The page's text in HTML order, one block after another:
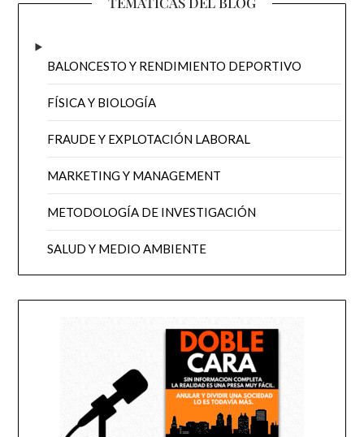
BALONCESTO Y RENDIMIENTO DEPORTIVO
FÍSICA Y BIOLOGÍA
FRAUDE Y EXPLOTACIÓN LABORAL
MARKETING Y MANAGEMENT
METODOLOGÍA DE INVESTIGACIÓN
SALUD Y MEDIO AMBIENTE